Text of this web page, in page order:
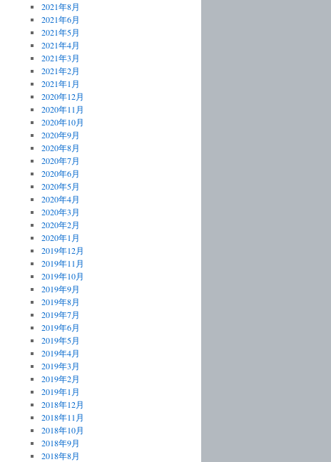
2021年8月
2021年6月
2021年5月
2021年4月
2021年3月
2021年2月
2021年1月
2020年12月
2020年11月
2020年10月
2020年9月
2020年8月
2020年7月
2020年6月
2020年5月
2020年4月
2020年3月
2020年2月
2020年1月
2019年12月
2019年11月
2019年10月
2019年9月
2019年8月
2019年7月
2019年6月
2019年5月
2019年4月
2019年3月
2019年2月
2019年1月
2018年12月
2018年11月
2018年10月
2018年9月
2018年8月